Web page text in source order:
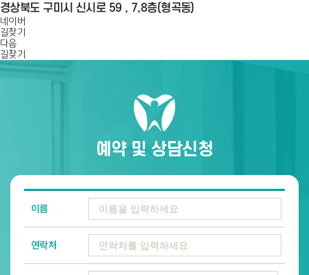
경상북도 구미시 신시로 59 , 7,8층(형곡동)
네이버
길찾기
다음
길찾기
예약 및 상담신청
이름
연락처